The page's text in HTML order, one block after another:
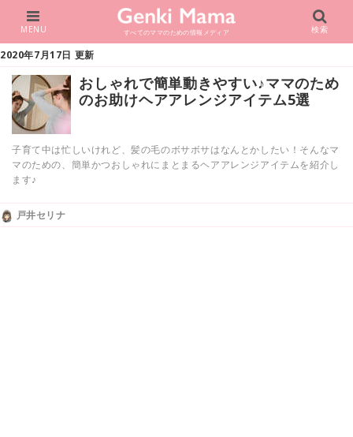
すべてのママのための情報メディア
MENU 検索
2020年7月17日 更新
おしゃれで簡単動きやすい♪ママのため
のお助けヘアアレンジアイテム5選
子育て中は忙しいけれど、髪の毛のボサボサはなんとかしたい！そんなマ
マのための、簡単かつおしゃれにまとまるヘアアレンジアイテムを紹介し
ます♪
戸井セリナ